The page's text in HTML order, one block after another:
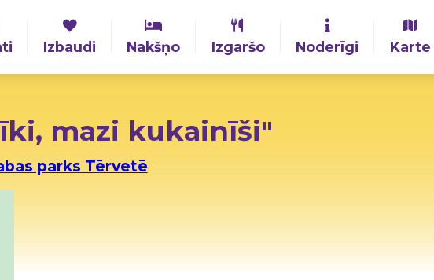
Izbaudi Nakšņo Izgaršo Noderīgi Karte
mazi kukainīši"
parks Tērvetē